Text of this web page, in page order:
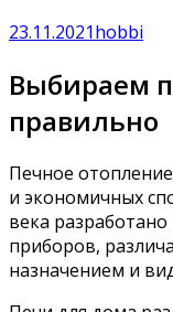
23.11.2021hobbi
Выбираем
правильно
Печное
и экономичных
века
приборов,
назначением и